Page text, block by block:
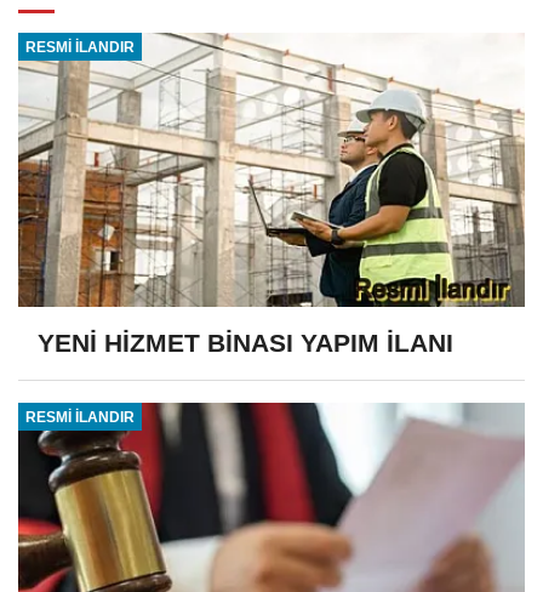
RESMİ İLANDIR
YENİ HİZMET BİNASI YAPIM İLANI
RESMİ İLANDIR